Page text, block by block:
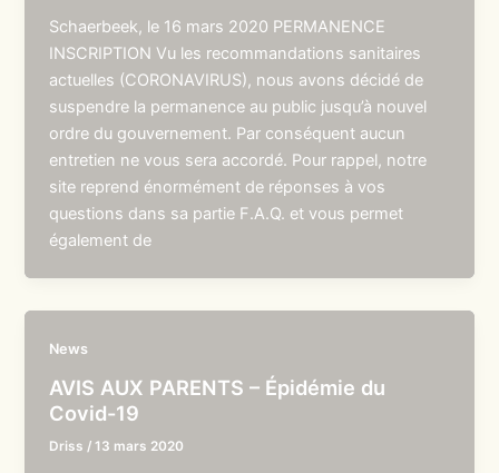
Schaerbeek, le 16 mars 2020 PERMANENCE
INSCRIPTION Vu les recommandations sanitaires
actuelles (CORONAVIRUS), nous avons décidé de
suspendre la permanence au public jusqu’à nouvel
ordre du gouvernement. Par conséquent aucun
entretien ne vous sera accordé. Pour rappel, notre
site reprend énormément de réponses à vos
questions dans sa partie F.A.Q. et vous permet
également de
News
AVIS AUX PARENTS – Épidémie du
Covid-19
Driss /13 mars 2020